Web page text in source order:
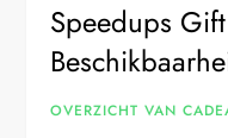
Speedups
OVERZICHT VAN